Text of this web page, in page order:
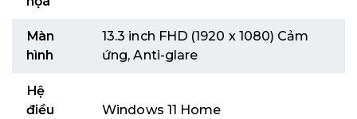
Màn
hình
13.3 inch FHD (1920 x 1080) Cảm
ứng, Anti-glare
Hệ
điều
Windows 11 Home